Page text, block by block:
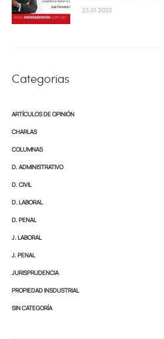
23.01 2022
Categorias
ARTÍCULOS DE OPINIÓN
CHARLAS
COLUMNAS
D. ADMINISTRATIVO
D. CIVIL
D. LABORAL
D. PENAL
J. LABORAL
J. PENAL
JURISPRUDENCIA
PROPIEDAD INSDUSTRIAL
SIN CATEGORÍA